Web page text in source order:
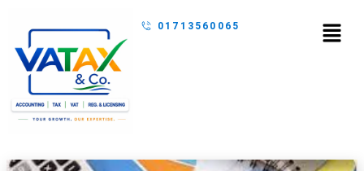
content
01713560065 Menu